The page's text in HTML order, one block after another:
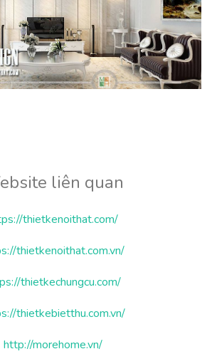
liên quan
thietkenoithat.com/
thietkenoithat.com.vn/
thietkechungcu.com/
thietkebietthu.com.vn/
http://morehome.vn/